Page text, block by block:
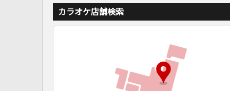
カラオケ店舗検索